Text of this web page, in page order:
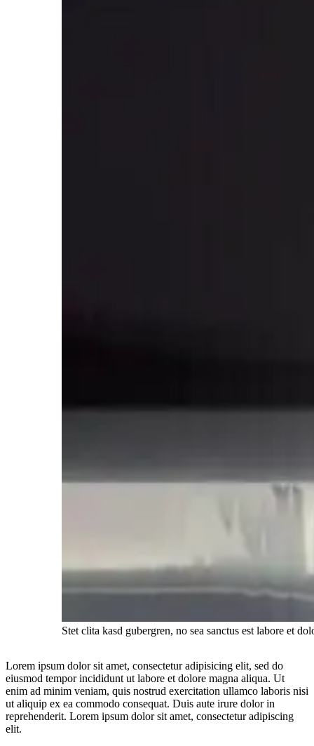
Stet clita kasd gubergren, no sea sanctus est labore et
Lorem ipsum dolor sit amet, consectetur adipisicing elit, sed do
eiusmod tempor incididunt ut labore et dolore magna aliqua. Ut
enim ad minim veniam, quis nostrud exercitation ullamco laboris nisi
ut aliquip ex ea commodo consequat. Duis aute irure dolor in
reprehenderit. Lorem ipsum dolor sit amet, consectetur adipiscing
elit.